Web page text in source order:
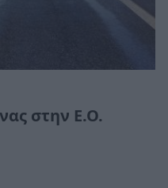
στην Ε.Ο.